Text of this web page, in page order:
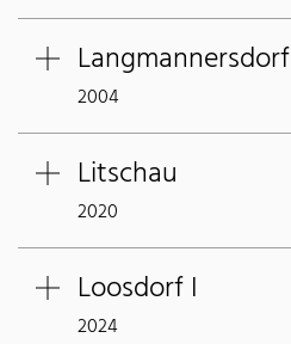
Langmannersdorf
2004
Litschau
2020
Loosdorf I
2024